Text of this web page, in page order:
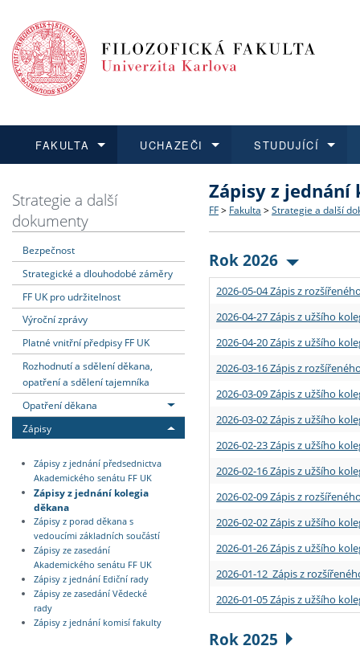
FAKULTA
Dozvědět se více
Struktura a historie
Strategie a další
Podpora a benefity pro
Absolventi fakulty
UCHAZEČI
Podat přihlášku
Co studovat a jak se
Učitelské studijní
Informace k průběhu
STUDUJÍCÍ
Dozvědět se více
Bakalářské a magisterské
Doktorské studium
Rigorózní řízení
Dozvědět se více
O vědě a výzkumu na FF
Akademické kvalifikace
Granty a projekty
Dozvědět se více
Aktuální nabídky a
Vyjíždějící studenti
Přijíždějící studenti
Vyjíždějící zaměstnanci
Strategie a další
dokumenty
Bezpečnost
Strategické a dlouhodobé záměry
FF UK pro udržitelnost
Výroční zprávy
Platné vnitřní předpisy FF UK
Rozhodnutí a sdělení děkana,
opatření a sdělení tajemníka
Opatření děkana
Zápisy
Zápisy z jednání předsednictva
Akademického senátu FF UK
Zápisy z jednání kolegia
děkana
Zápisy z porad děkana s
vedoucími základních součástí
Zápisy ze zasedání
Akademického senátu FF UK
Zápisy z jednání Ediční rady
Zápisy ze zasedání Vědecké
rady
Zápisy z jednání komisí fakulty
Zápisy z jednání
FF > Fakulta > Strategie a další
Rok 2026
2026-05-04 Zápis z
2026-04-27 Zápis z užšího
2026-04-20 Zápis z užšího
2026-03-16 Zápis z
2026-03-09 Zápis z užšího
2026-03-02 Zápis z užšího
2026-02-23 Zápis z užšího
2026-02-16 Zápis z užšího
2026-02-09 Zápis z
2026-02-02 Zápis z užšího
2026-01-26 Zápis z užšího
2026-01-12 Zápis z
2026-01-05 Zápis z užšího
Rok 2025